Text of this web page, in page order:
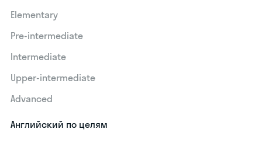
Elementary
Pre-intermediate
Intermediate
Upper-intermediate
Advanced
Английский по целям